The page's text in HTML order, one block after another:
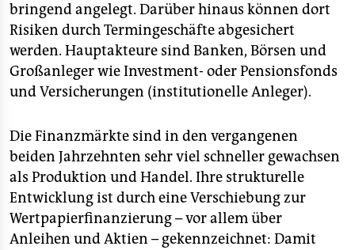
verlag
verlag
veranstaltungen
fragen & hilfe
unterstützen
abo
genossenschaft
bringend angelegt. Darüber hinaus können dort
Risiken durch Termingeschäfte abgesichert
werden. Hauptakteure sind Banken, Börsen und
Großanleger wie Investment- oder Pensionsfonds
und Versicherungen (institutionelle Anleger).
Die Finanzmärkte sind in den vergangenen
beiden Jahrzehnten sehr viel schneller gewachsen
als Produktion und Handel. Ihre strukturelle
Entwicklung ist durch eine Verschiebung zur
Wertpapierfinanzierung – vor allem über
Anleihen und Aktien – gekennzeichnet: Damit